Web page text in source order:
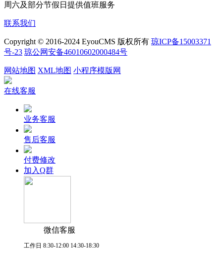
周六及部分节假日提供值班服务
联系我们
Copyright © 2016-2024 EyouCMS 版权所有 琼ICP备15003371
号-23 琼公网安备46010602000484号
网站地图 XML地图 小程序模版网
在线客服
业务客服
售后客服
付费修改
加入Q群
微信客服
工作日 8:30-12:00 14:30-18:30